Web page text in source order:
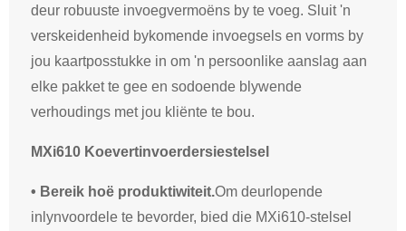
deur robuuste invoegvermoëns by te voeg. Sluit 'n
verskeidenheid bykomende invoegsels en vorms by
jou kaartposstukke in om 'n persoonlike aanslag aan
elke pakket te gee en sodoende blywende
verhoudings met jou kliënte te bou.
MXi610 Koevertinvoerdersiestelsel
• Bereik hoë produktiwiteit.Om deurlopende
inlynvoordele te bevorder, bied die MXi610-stelsel